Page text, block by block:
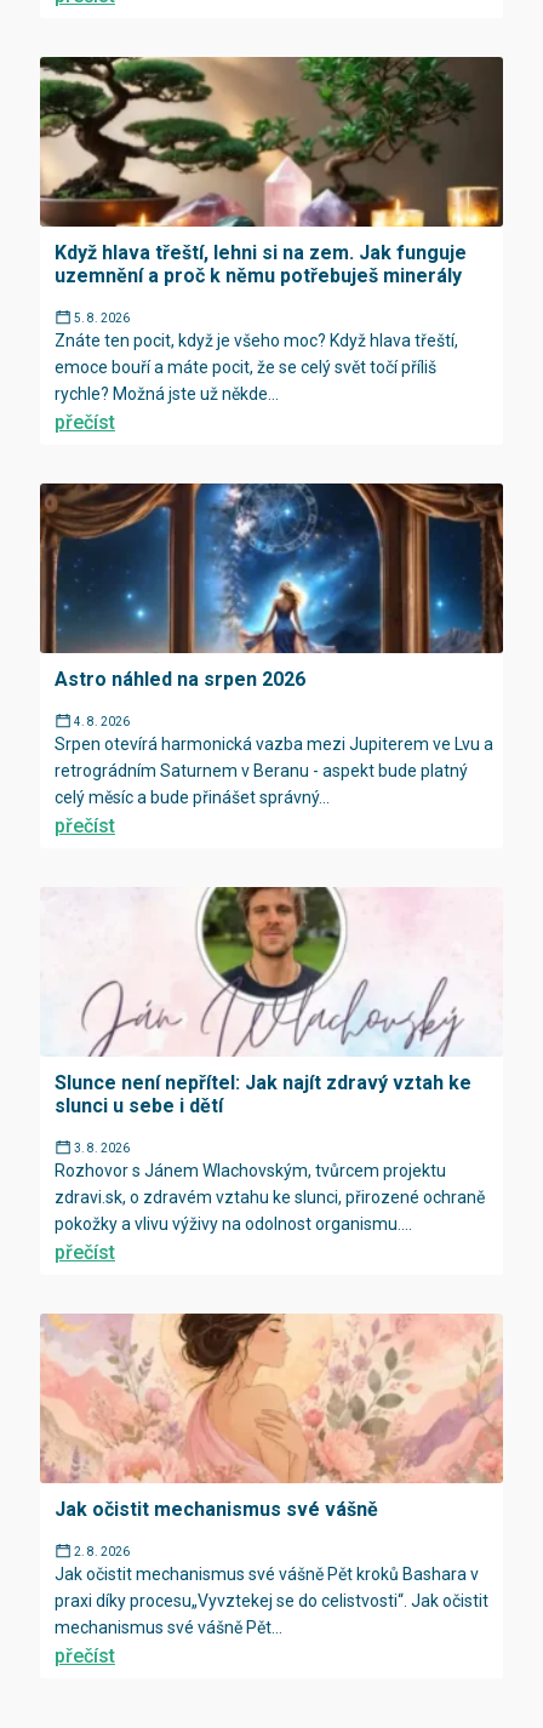
Když hlava třeští, lehni si na zem. Jak funguje
uzemnění a proč k němu potřebuješ minerály
5. 8. 2026
Znáte ten pocit, když je všeho moc? Když hlava třeští,
emoce bouří a máte pocit, že se celý svět točí příliš
rychle? Možná jste už někde...
přečíst
Astro náhled na srpen 2026
4. 8. 2026
Srpen otevírá harmonická vazba mezi Jupiterem ve Lvu a
retrográdním Saturnem v Beranu - aspekt bude platný
celý měsíc a bude přinášet správný...
přečíst
Slunce není nepřítel: Jak najít zdravý vztah ke
slunci u sebe i dětí
3. 8. 2026
Rozhovor s Jánem Wlachovským, tvůrcem projektu
zdravi.sk, o zdravém vztahu ke slunci, přirozené ochraně
pokožky a vlivu výživy na odolnost organismu....
přečíst
Jak očistit mechanismus své vášně
2. 8. 2026
Jak očistit mechanismus své vášně Pět kroků Bashara v
praxi díky procesu„Vyvztekej se do celistvosti“. Jak očistit
mechanismus své vášně Pět...
přečíst